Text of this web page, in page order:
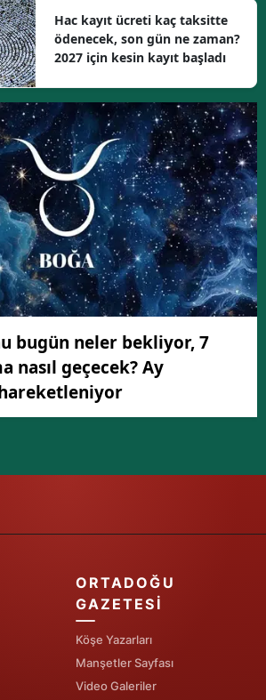
Hac kayıt ücreti kaç taksitte
ödenecek, son gün ne zaman?
2027 için kesin kayıt başladı
bugün neler bekliyor, 7
nasıl geçecek? Ay
ORTADOĞU
GAZETESI
Köşe Yazarları
Manşetler Sayfası
Video Galeriler